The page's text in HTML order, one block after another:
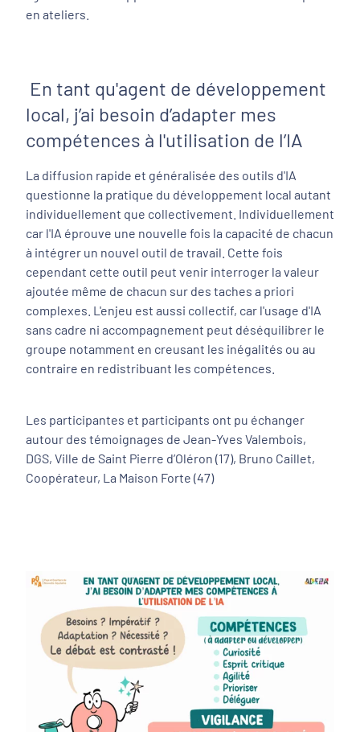
en ateliers.
En tant qu'agent de développement
local, j’ai besoin d’adapter mes
compétences à l'utilisation de l’IA
La diffusion rapide et généralisée des outils d'IA
questionne la pratique du développement local autant
individuellement que collectivement. Individuellement
car l'IA éprouve une nouvelle fois la capacité de chacun
à intégrer un nouvel outil de travail. Cette fois
cependant cette outil peut venir interroger la valeur
ajoutée même de chacun sur des taches a priori
complexes. L'enjeu est aussi collectif, car l'usage d'IA
sans cadre ni accompagnement peut déséquilibrer le
groupe notamment en creusant les inégalités ou au
contraire en redistribuant les compétences.
Les participantes et participants ont pu échanger
autour des témoignages de Jean-Yves Valembois,
DGS, Ville de Saint Pierre d’Oléron (17), Bruno Caillet,
Coopérateur, La Maison Forte (47)